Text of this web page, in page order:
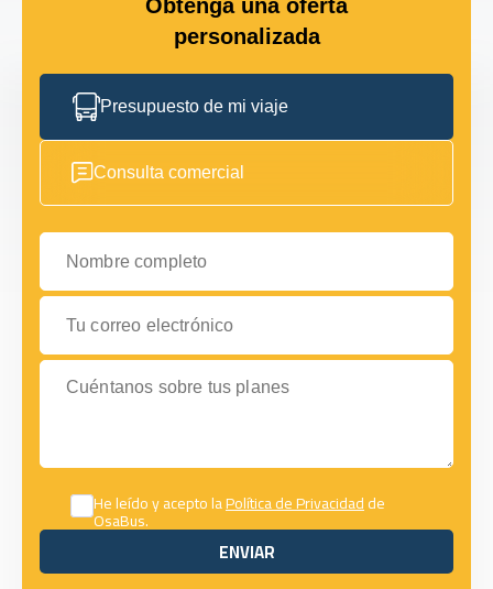
Obtenga una oferta
personalizada
Presupuesto de mi viaje
Consulta comercial
Nombre completo
Tu correo electrónico
Cuéntanos sobre tus planes
He leído y acepto laPolítica de Privacidadde
OsaBus.
ENVIAR
ENVIAR